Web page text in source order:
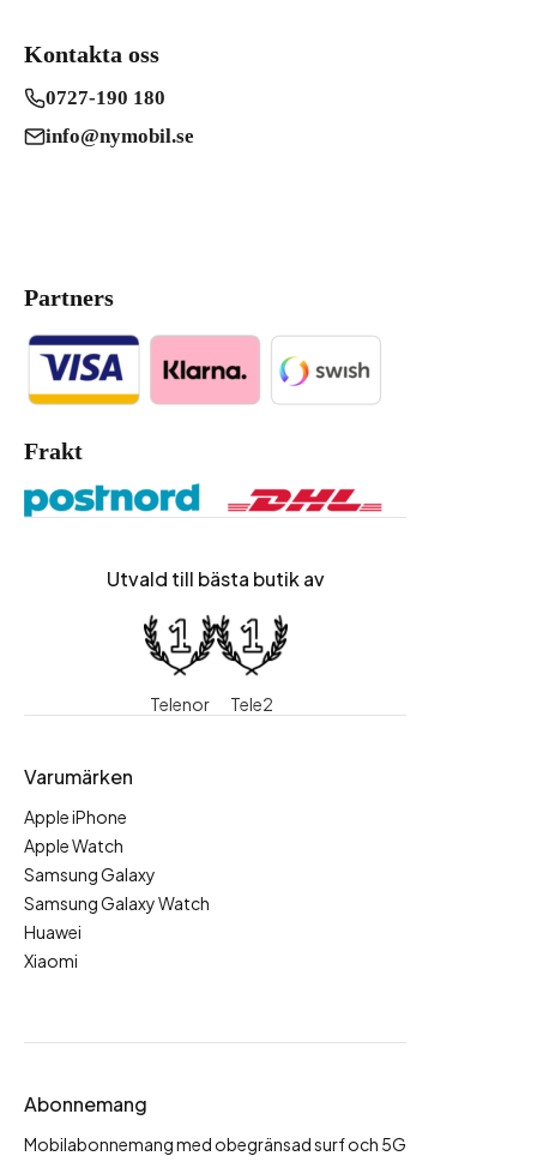
Kontakta oss
0727-190 180
info@nymobil.se
Partners
Frakt
Utvald till bästa butik av
Telenor Tele2
Varumärken
Apple iPhone
Apple Watch
Samsung Galaxy
Samsung Galaxy Watch
Huawei
Xiaomi
Abonnemang
Mobilabonnemang med obegränsad surf och 5G